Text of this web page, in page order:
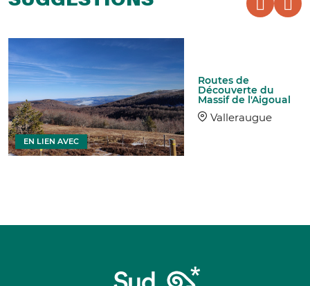
Routes de
Découverte du
Massif de l'Aigoual
Valleraugue
EN LIEN AVEC